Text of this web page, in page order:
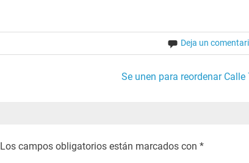
Deja un
Se unen para reordenar Calle
Los campos obligatorios están marcados con *